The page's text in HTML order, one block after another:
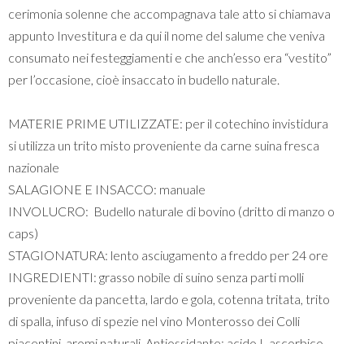
cerimonia solenne che accompagnava tale atto si chiamava
appunto Investitura e da qui il nome del salume che veniva
consumato nei festeggiamenti e che anch’esso era “vestito”
per l’occasione, cioè insaccato in budello naturale.
MATERIE PRIME UTILIZZATE: per il cotechino invistidura
si utilizza un trito misto proveniente da carne suina fresca
nazionale
SALAGIONE E INSACCO: manuale
INVOLUCRO: Budello naturale di bovino (dritto di manzo o
caps)
STAGIONATURA: lento asciugamento a freddo per 24 ore
INGREDIENTI: grasso nobile di suino senza parti molli
proveniente da pancetta, lardo e gola, cotenna tritata, trito
di spalla, infuso di spezie nel vino Monterosso dei Colli